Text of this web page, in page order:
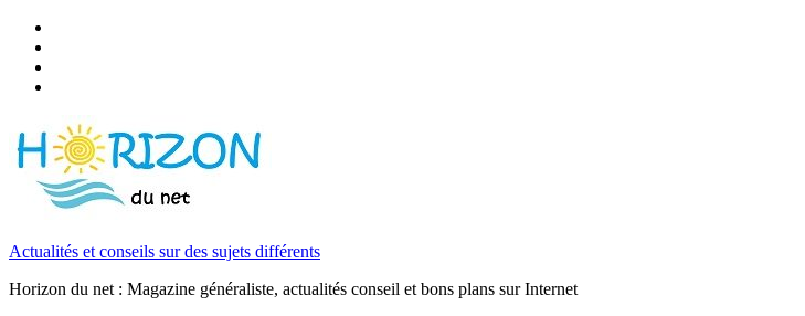
Actualités et conseils sur des sujets différents
Horizon du net : Magazine généraliste, actualités conseil et bons plans sur Internet